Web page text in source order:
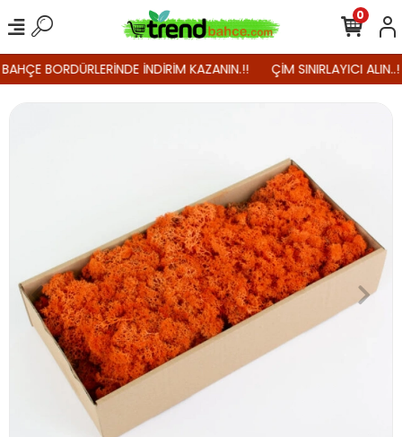
BORDÜRLERİNDE İNDİRİM KAZANIN.!! ÇİM SINIRLAYICI ALIN..!
0